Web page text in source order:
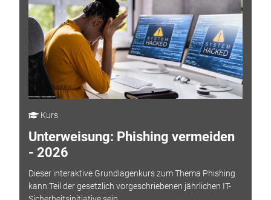
Kurs
Unterweisung: Phishing vermeiden
- 2026
Dieser interaktive Grundlagenkurs zum Thema Phishing
kann Teil der gesetzlich vorgeschriebenen jährlichen IT-